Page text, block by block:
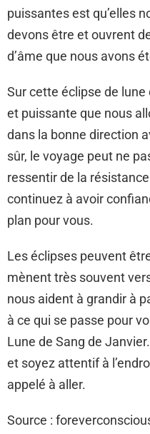
puissantes est qu’elles
devons être et ouvrent
d’âme que nous avons
Sur cette éclipse de lune
et puissante que nous
dans la bonne direction
sûr, le voyage peut ne
ressentir de la
continuez à avoir
plan pour vous.
Les éclipses peuvent
mènent très souvent
nous aident à grandir à
à ce qui se passe pour
Lune de Sang de
et soyez attentif à
appelé à aller.
Source :